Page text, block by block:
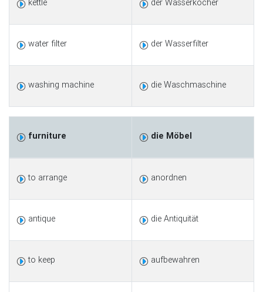
kettle der Wasserkocher
water filter der Wasserfilter
washing machine die Waschmaschine
furniture die Möbel
to arrange anordnen
antique die Antiquität
to keep aufbewahren